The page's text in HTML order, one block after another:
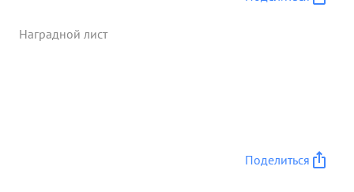
Наградной лист
Поделиться